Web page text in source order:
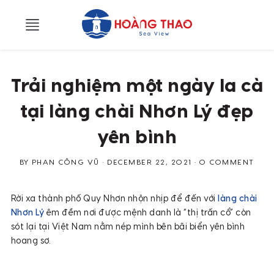
primary
Trải nghiệm một ngày la cà
tại làng chài Nhơn Lý đẹp
yên bình
BY PHAN CÔNG VŨ • DECEMBER 22, 2021 •0 COMMENT
Rời xa thành phố Quy Nhơn nhộn nhịp để đến với
làng chài
Nhơn Lý êm đềm nơi được mệnh danh là “thị trấn cổ” còn
sót lại tại Việt Nam nằm nép mình bên bãi biển yên bình
hoang sơ.